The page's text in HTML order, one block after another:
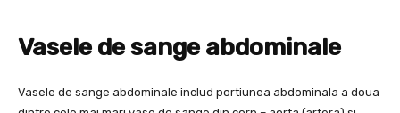
Vasele de sange abdominale
Vasele de sange abdominale includ portiunea abdominala a doua